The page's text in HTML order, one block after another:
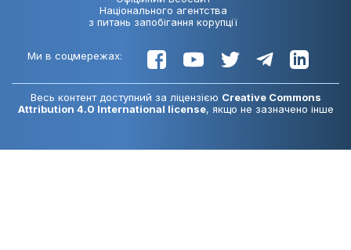
Національного агентства
з питань запобігання корупції
Ми в соцмережах:
Весь контент доступний за ліцензією Creative Commons
Attribution 4.0 International license, якщо не зазначено інше